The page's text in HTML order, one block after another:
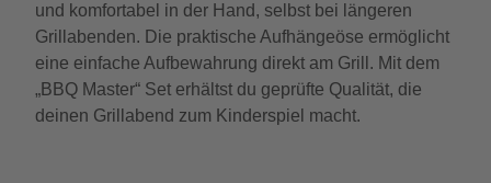
und komfortabel in der Hand, selbst bei längeren
Grillabenden. Die praktische Aufhängeöse ermöglicht
eine einfache Aufbewahrung direkt am Grill. Mit dem
„BBQ Master“ Set erhältst du geprüfte Qualität, die
deinen Grillabend zum Kinderspiel macht.